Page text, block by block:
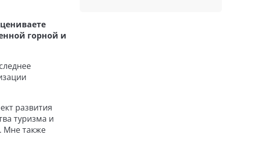
горной и
развития
туризма и
Мне также